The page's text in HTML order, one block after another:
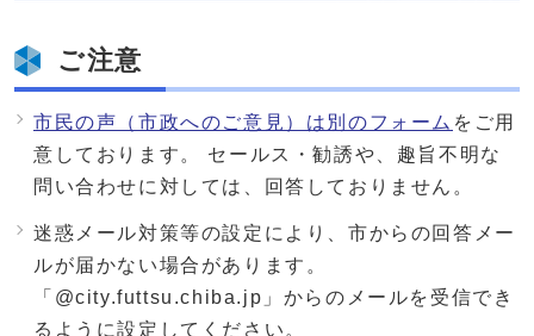
ご注意
市民の声（市政へのご意見）は別のフォーム をご用
意しております。 セールス・勧誘や、趣旨不明な
問い合わせに対しては、回答しておりません。
迷惑メール対策等の設定により、市からの回答メー
ルが届かない場合があります。
「@city.futtsu.chiba.jp」からのメールを受信でき
るように設定してください。